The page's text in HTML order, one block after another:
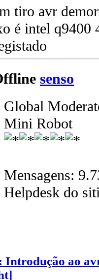
tiro avr
é intel q9400
senso
Global
Mini Robot
Mensagens:
Helpdesk do
Introdução ao